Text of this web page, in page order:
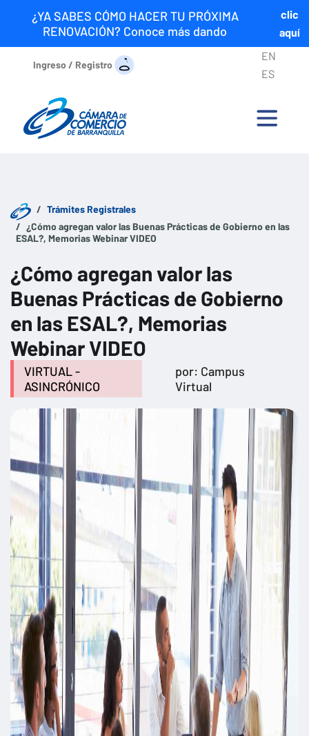
¿YA SABES CÓMO HACER TU PRÓXIMA
RENOVACIÓN? Conoce más dando
clic
aquí
Ingreso / Registro
EN
ES
Trámites Registrales
¿Cómo agregan valor las Buenas Prácticas de Gobierno en las
ESAL?, Memorias Webinar VIDEO
¿Cómo agregan valor las
Buenas Prácticas de Gobierno
en las ESAL?, Memorias
Webinar VIDEO
VIRTUAL -
ASINCRÓNICO
por: Campus
Virtual